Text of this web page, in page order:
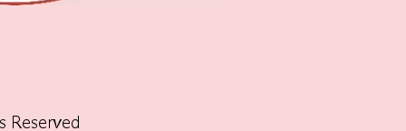
Reserved